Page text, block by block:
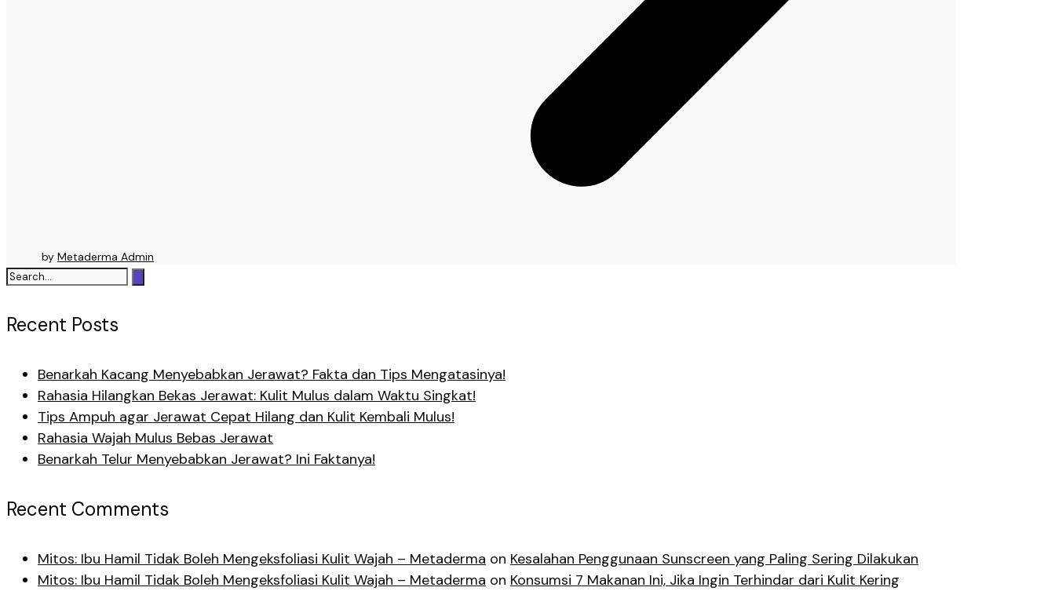
by Metaderma Admin
Recent Posts
Benarkah Kacang Menyebabkan Jerawat? Fakta dan Tips Mengatasinya!
Rahasia Hilangkan Bekas Jerawat: Kulit Mulus dalam Waktu Singkat!
Tips Ampuh agar Jerawat Cepat Hilang dan Kulit Kembali Mulus!
Rahasia Wajah Mulus Bebas Jerawat
Benarkah Telur Menyebabkan Jerawat? Ini Faktanya!
Recent Comments
Mitos: Ibu Hamil Tidak Boleh Mengeksfoliasi Kulit Wajah – Metaderma on Kesalahan Penggunaan Sunscreen yang Paling Sering Dilakukan
Mitos: Ibu Hamil Tidak Boleh Mengeksfoliasi Kulit Wajah – Metaderma on Konsumsi 7 Makanan Ini, Jika Ingin Terhindar dari Kulit Kering